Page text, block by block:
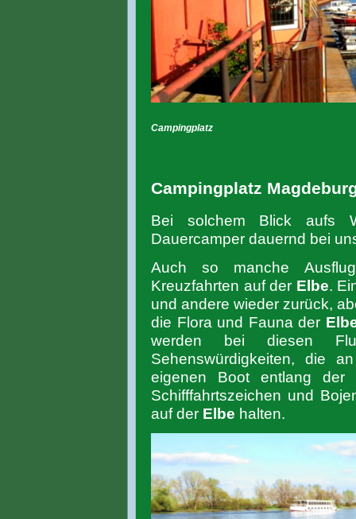
Campingplatz
Campingplatz
Bei solchem Blick aufs
Dauercamper dauernd bei
Auch so manche
Kreuzfahrten auf der Elbe.
und andere wieder zurück,
die Flora und Fauna der
werden bei diesen
Sehenswürdigkeiten, die
eigenen Boot entlang der
Schifffahrtszeichen und
auf der Elbe halten.